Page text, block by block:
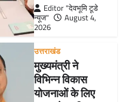
Editor "देवभूमि टूडे
न्यूज"
August 4,
2026
उत्तराखंड
मुख्यमंत्री ने
विभिन्न विकास
योजनाओं के लिए